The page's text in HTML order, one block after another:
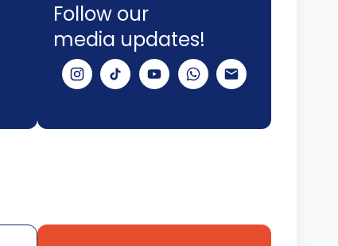
Follow our
media updates!